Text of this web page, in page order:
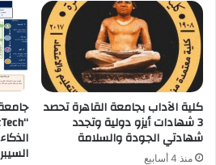
كلية الآداب بجامعة القاهرة تحصد
3 شهادات أيزو دولية وتجدد
شهادتي الجودة والسلامة
منذ 4 أسابيع